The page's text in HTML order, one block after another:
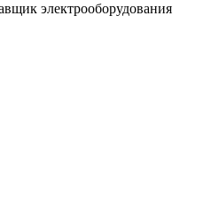
электрооборудования